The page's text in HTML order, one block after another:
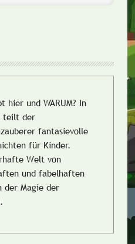
hier und WARUM? In
teilt der
fantasievolle
für Kinder.
Welt von
und fabelhaften
der Magie der